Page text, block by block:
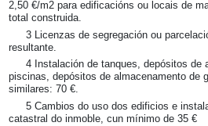
2,50 €/m2 para edificacións ou locais de
total construida.
3 Licenzas de segregación ou
resultante.
4 Instalación de tanques, depósitos de
piscinas, depósitos de almacenamento de
similares: 70 €.
5 Cambios do uso dos edificios e
catastral do inmoble, cun mínimo de 35 €